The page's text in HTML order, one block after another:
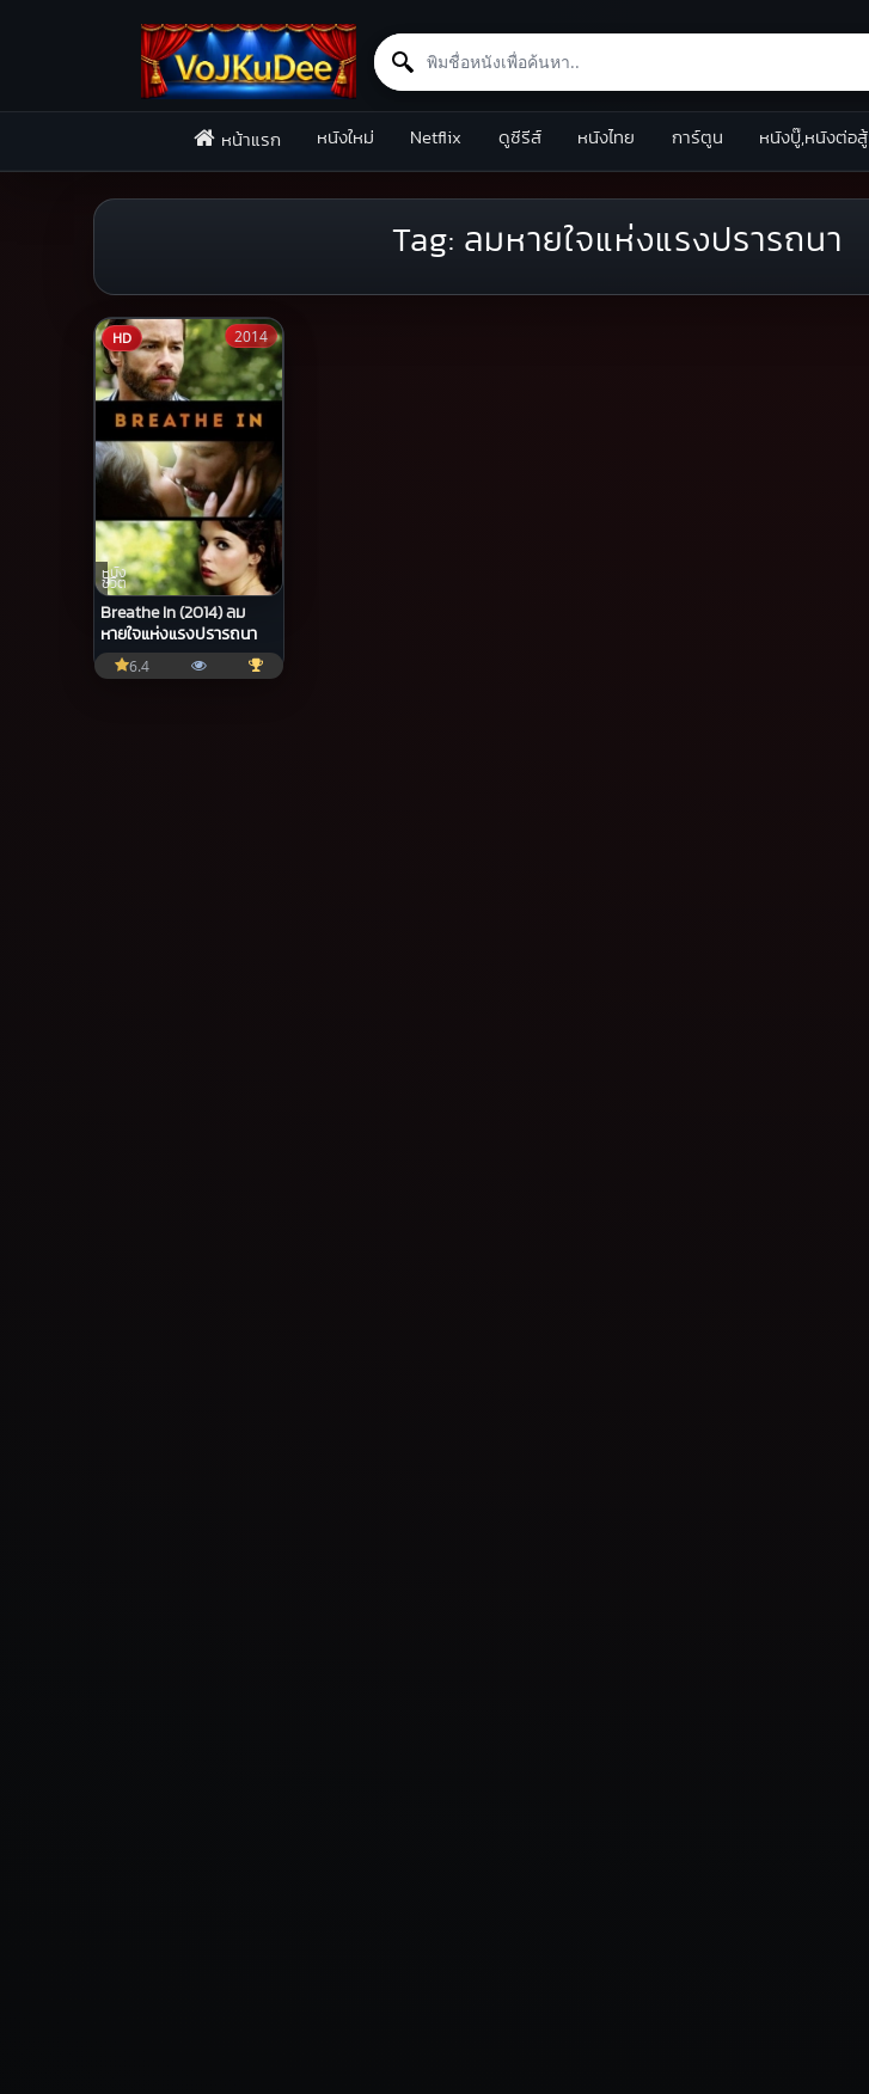
Search for:
หน้าแรก หนังใหม่ Netflix ดูซีรีส์ หนังไทย การ์ตูน หนังบู๊,หนังต่อสู้
Tag: ลมหายใจแห่งแรงปรารถนา
HD
หนัง
ชีวิต
Breathe In (2014) ลม
หายใจแห่งแรงปรารถนา
2014
6.4